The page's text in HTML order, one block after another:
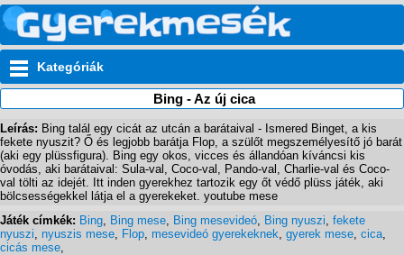
Kategóriák
Bing - Az új cica
Leírás: Bing talál egy cicát az utcán a barátaival - Ismered Binget, a kis
fekete nyuszit? Ő és legjobb barátja Flop, a szülőt megszemélyesítő jó barát
(aki egy plüssfigura). Bing egy okos, vicces és állandóan kíváncsi kis
óvodás, aki barátaival: Sula-val, Coco-val, Pando-val, Charlie-val és Coco-
val tölti az idejét. Itt inden gyerekhez tartozik egy őt védő plüss játék, aki
bölcsességekkel látja el a gyerekeket. youtube mese
Játék címkék: Bing, Bing mese, Bing mesevideó, Bing nyuszi, fekete
nyuszi, nyuszis mese, Flop, mesevideó gyerekeknek, gyerek mese, cica,
cicás mese,